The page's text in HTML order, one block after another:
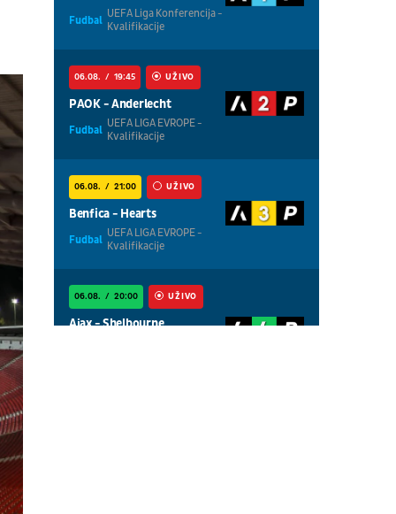
Fudbal UEFA Liga Konferencija -
Kvalifikacije
06.08. 19:45 UŽIVO
PAOK - Anderlecht
Fudbal UEFA LIGA EVROPE -
Kvalifikacije
06.08. 21:00 UŽIVO
Benfica - Hearts
Fudbal UEFA LIGA EVROPE -
Kvalifikacije
06.08. 20:00 UŽIVO
Ajax - Shelbourne